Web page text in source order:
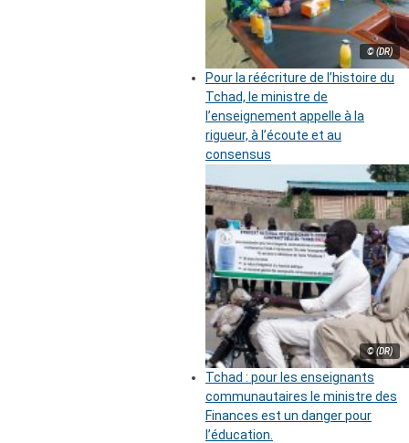
© (DR)
Pour la réécriture de l’histoire du
Tchad, le ministre de
l’enseignement appelle à la
rigueur, à l’écoute et au
consensus
© (DR)
Tchad : pour les enseignants
communautaires le ministre des
Finances est un danger pour
l’éducation.